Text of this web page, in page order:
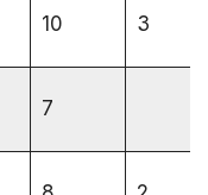
10 3
7